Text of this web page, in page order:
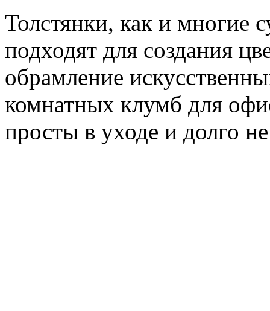
Толстянки, как и многие
подходят для создания
обрамление
комнатных клумб для
просты в уходе и долго